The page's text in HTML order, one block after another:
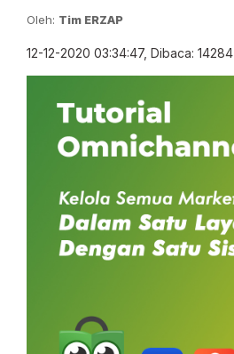
Oleh: Tim ERZAP
12-12-2020 03:34:47, Dibaca: 14284